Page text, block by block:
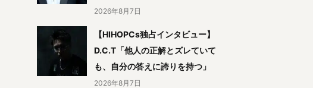
2026年8月7日
【HIHOPCs独占インタビュー】
D.C.T「他人の正解とズレていて
も、自分の答えに誇りを持つ」
2026年8月7日